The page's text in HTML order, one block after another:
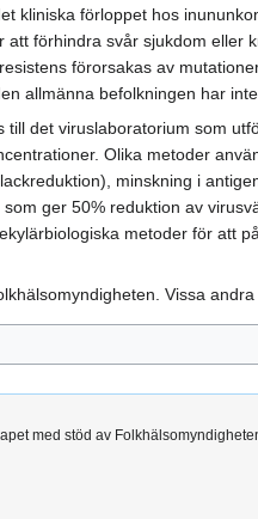
kliniska förloppet hos
förhindra svår sjukdom eller
förorsakas av
allmänna befolkningen har
det viruslaboratorium som
Olika metoder
minskning i
ger 50% reduktion av
metoder för att
Vissa
med stöd av